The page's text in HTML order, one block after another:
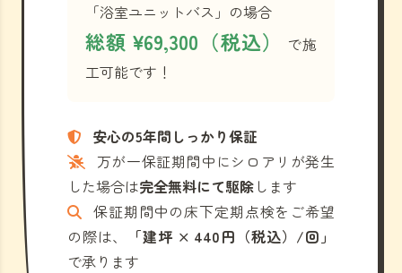
「浴室ユニットバス」の場合
総額 ¥69,300（税込）
で施
工可能です！
安心の5年間しっかり保証
万が一保証期間中にシロアリが発生
した場合は完全無料にて駆除 します
保証期間中の床下定期点検をご希望
の際は、
「建坪 × 440円（税込）/回」
で承ります